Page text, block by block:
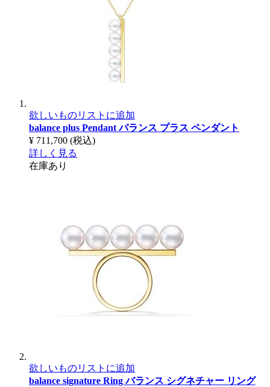
欲しいものリストに追加
balance plus Pendantバランス プラス ペンダント
¥ 711,700 (税込)
詳しく見る
在庫あり
欲しいものリストに追加
balance signature Ringバランス シグネチャー リング